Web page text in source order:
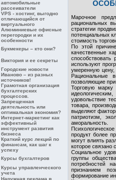
автомобильные
рассеиватели
VPS - хостинг, выгодно
отличающийся от
виртуального
Алюминиевые офисные
перегородки и их
особенности
Букмекеры – кто они?
Виктория и ее секреты
Городские новости
Иваново – из разных
источников!
Грамотная организация
бухгалтерских
процессов.
Запрещенная
деятельность или
оптимальная экономия?
Интернет-маркетинг как
эффективный
инструмент развития
бизнеса
Краткий курс лекций по
финансам, как шаг к
успеху
Курсы бухгалтеров
Курсы управленческого
учета
Наружная реклама в
Марочное
рациональных
стратегии
потенциальных
стоимость
По этой
качественные
способствовать
используют
умеренную
Рациональные
позволяющие
Торговую марку
удовольствие
товара,
выделяют
патриотизм,
аморальность.
продукт более
могут влиять
которое связано
Социальное
группы
потребностей
признанием
формирование